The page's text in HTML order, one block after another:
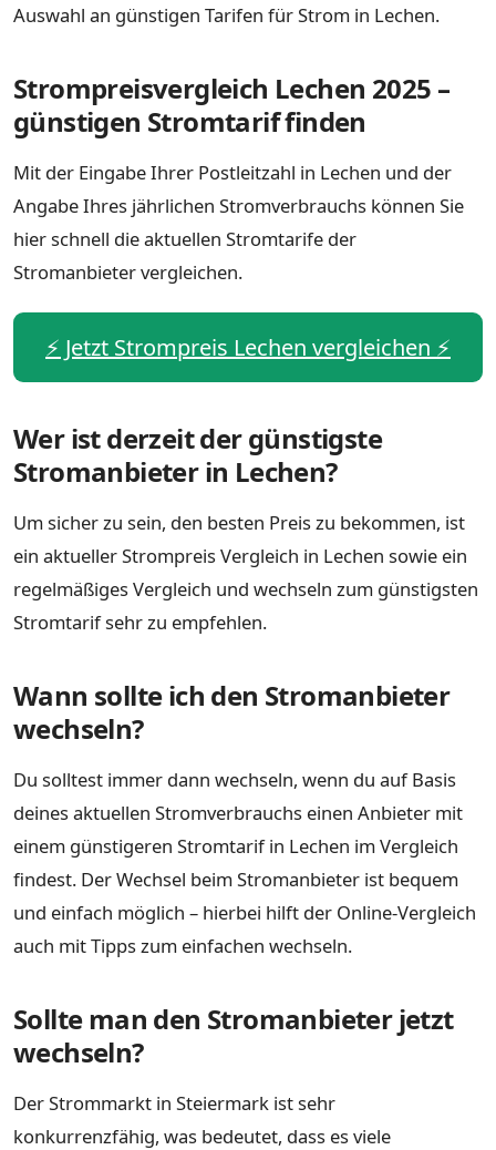
Auswahl an günstigen Tarifen für Strom in Lechen.
Strompreisvergleich Lechen 2025 –
günstigen Stromtarif finden
Mit der Eingabe Ihrer Postleitzahl in Lechen und der
Angabe Ihres jährlichen Stromverbrauchs können Sie
hier schnell die aktuellen Stromtarife der
Stromanbieter vergleichen.
⚡️ Jetzt Strompreis Lechen vergleichen ⚡️
Wer ist derzeit der günstigste
Stromanbieter in Lechen?
Um sicher zu sein, den besten Preis zu bekommen, ist
ein aktueller Strompreis Vergleich in Lechen sowie ein
regelmäßiges Vergleich und wechseln zum günstigsten
Stromtarif sehr zu empfehlen.
Wann sollte ich den Stromanbieter
wechseln?
Du solltest immer dann wechseln, wenn du auf Basis
deines aktuellen Stromverbrauchs einen Anbieter mit
einem günstigeren Stromtarif in Lechen im Vergleich
findest. Der Wechsel beim Stromanbieter ist bequem
und einfach möglich – hierbei hilft der Online-Vergleich
auch mit Tipps zum einfachen wechseln.
Sollte man den Stromanbieter jetzt
wechseln?
Der Strommarkt in Steiermark ist sehr
konkurrenzfähig, was bedeutet, dass es viele